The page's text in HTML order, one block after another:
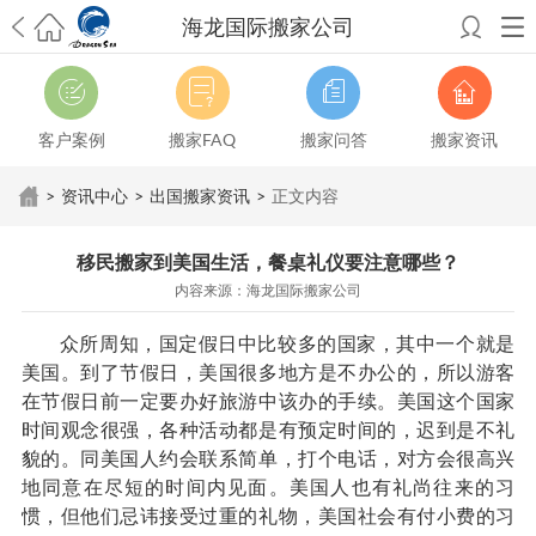
海龙国际搬家公司
希望邮寄国际包裹顺利，从广州市国际快递邮寄到新西兰哪个公司好？
澳洲海运搬家回广州报关清关要怎么做？注意事项有哪些？
青岛市国际
搬家服务到美国，搬家公司有哪些搬家方案？大连市国际搬家服务到中
国台湾是一种怎样的体验？有人分享搬家经历吗？
从长沙市国际快递邮
寄到韩国有哪些国际快递方式？用哪种好？
法有哪些？具体怎么操作？ 国际搬家：家具海运到奥克兰怎么样能省
影响国际搬家吗？上海搬家到新西兰旺格雷有点不一样北京私人物品运
输到澳大利亚，移民如何跨国搬家？上海移民搬家到塞浦路斯，国际搬
从秦皇岛市托运到美国从重庆市托运到美国 从上海市托运到澳大利亚
张家界市托运到美国从厦门市托运到美国从张家界市托运到美国 从上海
市搬家到柬埔寨
从上海市搬家到英国 从南京市搬家到加拿大从大连市搬
家到英国从佛山市搬家到美国从北京市搬家到西班牙
客户案例 搬家FAQ 搬家问答 搬家资讯
> 资讯中心 > 出国搬家资讯 > 正文内容
移民搬家到美国生活，餐桌礼仪要注意哪些？
内容来源：海龙国际搬家公司
众所周知，国定假日中比较多的国家，其中一个就是
美国。到了节假日，美国很多地方是不办公的，所以游客
在节假日前一定要办好旅游中该办的手续。美国这个国家
时间观念很强，各种活动都是有预定时间的，迟到是不礼
貌的。同美国人约会联系简单，打个电话，对方会很高兴
地同意在尽短的时间内见面。美国人也有礼尚往来的习
惯，但他们忌讳接受过重的礼物，美国社会有付小费的习